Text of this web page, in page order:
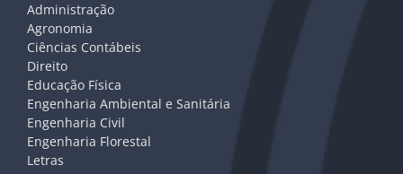
Administração
Agronomia
Ciências Contábeis
Direito
Educação Física
Engenharia Ambiental e Sanitária
Engenharia Civil
Engenharia Florestal
Letras